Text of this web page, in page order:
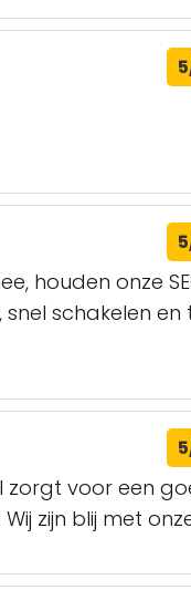
houden onze
schakelen
zorgt voor een
zijn blij met